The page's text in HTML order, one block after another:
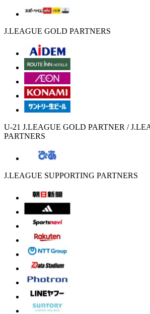
J.LEAGUE GOLD PARTNERS
U-21 J.LEAGUE GOLD PARTNER /
PARTNERS
J.LEAGUE SUPPORTING PARTNERS